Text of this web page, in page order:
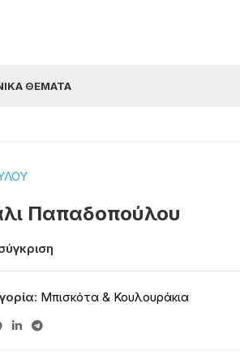
ΘΈΜΑΤΑ
Παπαδοπούλου
Μπισκότα & Κουλουράκια